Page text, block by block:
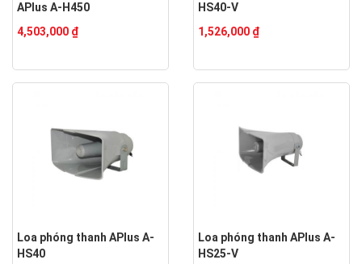
APlus A-H450
4,503,000 ₫
HS40-V
1,526,000 ₫
Loa phóng thanh APlus A-
HS40
Loa phóng thanh APlus A-
HS25-V